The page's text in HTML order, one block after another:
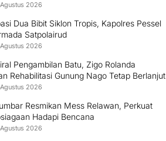
2026
Dua Bibit Siklon Tropis, Kapolres Pessel
Satpolairud
2026
Pengambilan Batu, Zigo Rolanda
Rehabilitasi Gunung Nago Tetap Berlanjut
2026
Resmikan Mess Relawan, Perkuat
Hadapi Bencana
2026